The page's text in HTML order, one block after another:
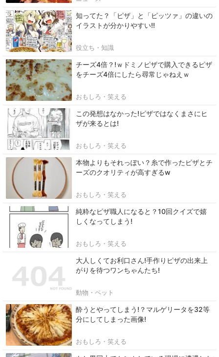
知ってた？「ピザ」と「ピッツァ」の違いの
イラストが分かりやすい!!
役立ち・知識
チーズ4倍？!ｗドミノピザで購入できるピザ
をチーズ4倍にしたら尋常じゃねえｗ
おもしろ・笑える
この発想はなかった!ピザではなくまさにヒ
ザが来るとは!
おもしろ・笑える
本物よりもそれっぽい？糸で作ったピザとチ
ーズのクオリティが高すぎるw
おもしろ・笑える
純粋なピザ職人になると？10回クイズで嬉
しくなってしまう!
おもしろ・笑える
大人しくてお利口さん!手作りピザの出来上
がりを待つワンちゃんたち!
動物・ペット
酔うとやってしまう!？マルゲリータを32等
分にしてしまった画像!
おもしろ・笑える